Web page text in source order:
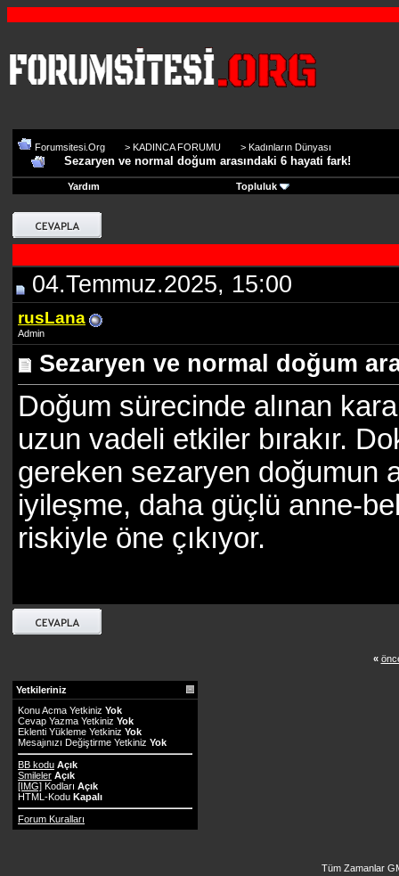
Forumsitesi.Org > KADINCA FORUMU > Kadınların Dünyası
Sezaryen ve normal doğum arasındaki 6 hayati fark!
Yardım Topluluk
04.Temmuz.2025, 15:00
rusLana
Admin
Sezaryen ve normal doğum
Doğum sürecinde alınan
uzun vadeli etkiler bırakır.
gereken sezaryen doğumun
iyileşme, daha güçlü anne-
riskiyle öne çıkıyor.
«
Yetkileriniz
Konu Acma Yetkiniz Yok
Cevap Yazma Yetkiniz Yok
Eklenti Yükleme Yetkiniz Yok
Mesajınızı Değiştirme Yetkiniz Yok
BB kodu Açık
Smileler Açık
[IMG] Kodları Açık
HTML-Kodu Kapalı
Forum Kuralları
Tüm Zamanlar